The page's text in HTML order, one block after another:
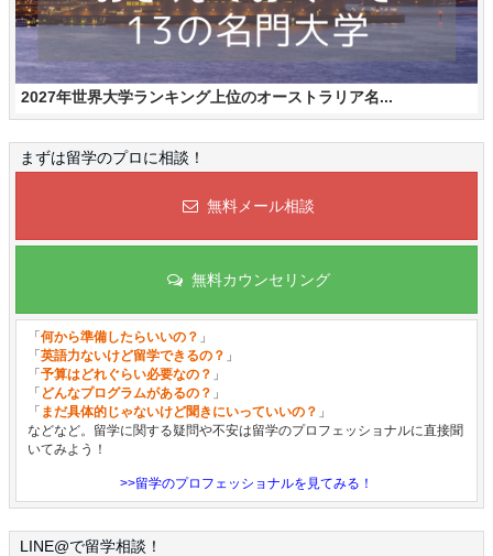
2027年世界大学ランキング上位のオーストラリア名...
まずは留学のプロに相談！
無料メール相談
無料カウンセリング
「何から準備したらいいの？ 」
「英語力ないけど留学できるの？ 」
「予算はどれぐらい必要なの？ 」
「 どんなプログラムがあるの？ 」
「 まだ具体的じゃないけど聞きにいっていいの？ 」
などなど。留学に関する疑問や不安は留学のプロフェッショナルに直接聞
いてみよう！
>>留学のプロフェッショナルを見てみる！
LINE@で留学相談！